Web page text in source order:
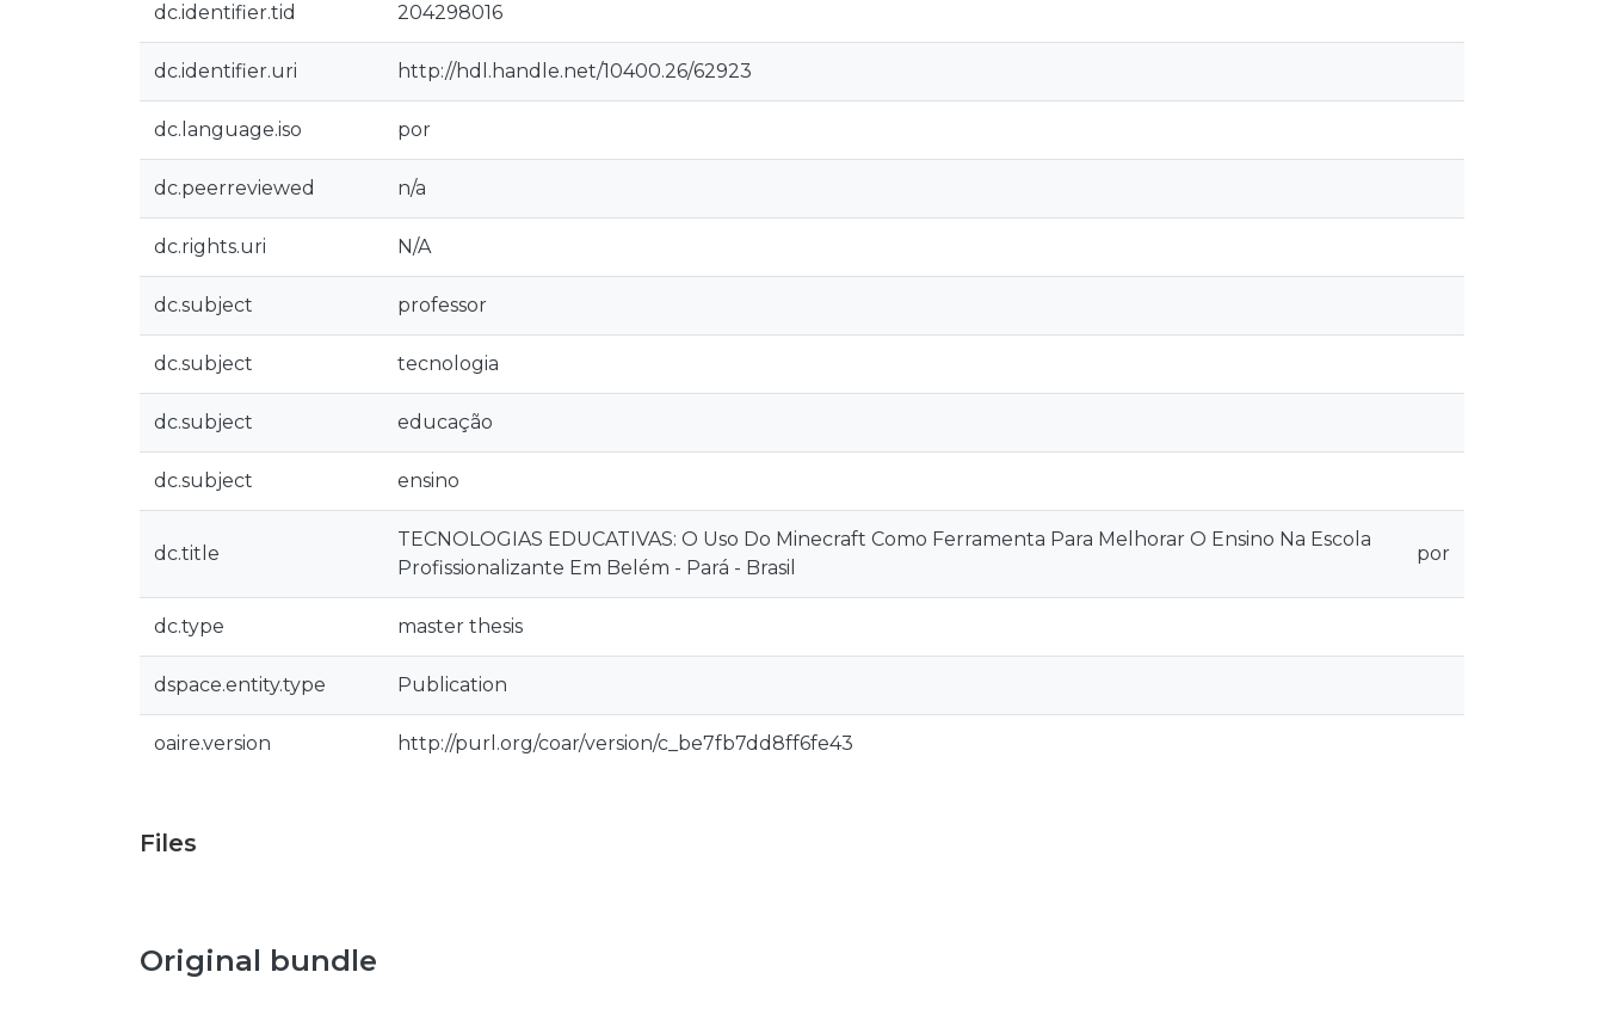
dc.identifier.tid 204298016
dc.identifier.uri http://hdl.handle.net/10400.26/62923
dc.language.iso por
dc.peerreviewed n/a
dc.rights.uri N/A
dc.subject professor
dc.subject tecnologia
dc.subject educação
dc.subject ensino
dc.title
TECNOLOGIAS EDUCATIVAS: O Uso Do Minecraft Como Ferramenta Para Melhorar O Ensino Na Escola
Profissionalizante Em Belém - Pará - Brasil
por
dc.type master thesis
dspace.entity.type Publication
oaire.version http://purl.org/coar/version/c_be7fb7dd8ff6fe43
Files
Original bundle